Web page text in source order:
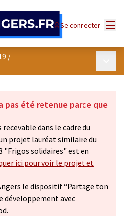
Se connecter
/
pas été retenue parce que
dans le cadre du
projet lauréat similaire du
"Frigos solidaires" est en
ici pour voir le projet et
dans un nouvel onglet)
le dispositif “Partage ton
développement avec